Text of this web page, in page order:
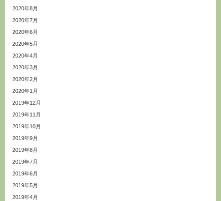
2020年8月
2020年7月
2020年6月
2020年5月
2020年4月
2020年3月
2020年2月
2020年1月
2019年12月
2019年11月
2019年10月
2019年9月
2019年8月
2019年7月
2019年6月
2019年5月
2019年4月